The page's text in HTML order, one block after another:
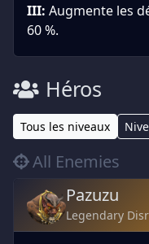
III: Augmente les
60 %.
Héros
Tous les niveaux
All Enemies
Pazuzu
Legendary